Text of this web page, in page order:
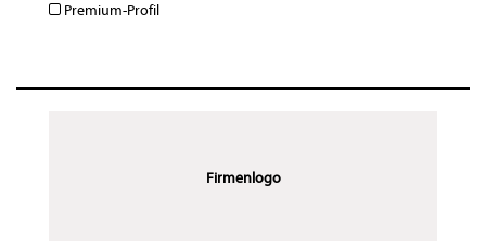
Premium-Profil
Firmenlogo